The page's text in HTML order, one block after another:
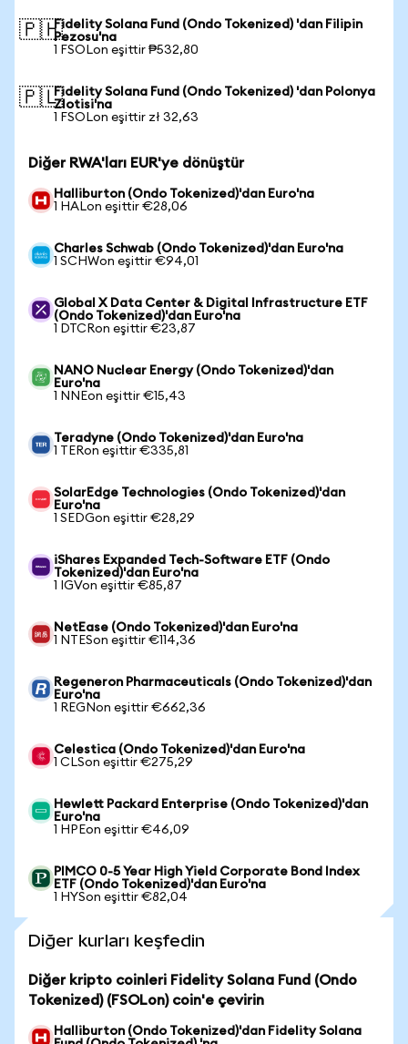
🇵🇭Fidelity Solana Fund (Ondo Tokenized) 'dan Filipin
Pezosu'na
1 FSOLon eşittir ₱532,80
🇵🇱Fidelity Solana Fund (Ondo Tokenized) 'dan Polonya
Zlotisi'na
1 FSOLon eşittir zł 32,63
Diğer RWA'ları EUR'ye dönüştür
Halliburton (Ondo Tokenized)'dan Euro'na
1 HALon eşittir €28,06
Charles Schwab (Ondo Tokenized)'dan Euro'na
1 SCHWon eşittir €94,01
Global X Data Center & Digital Infrastructure ETF
(Ondo Tokenized)'dan Euro'na
1 DTCRon eşittir €23,87
NANO Nuclear Energy (Ondo Tokenized)'dan
Euro'na
1 NNEon eşittir €15,43
Teradyne (Ondo Tokenized)'dan Euro'na
1 TERon eşittir €335,81
SolarEdge Technologies (Ondo Tokenized)'dan
Euro'na
1 SEDGon eşittir €28,29
iShares Expanded Tech-Software ETF (Ondo
Tokenized)'dan Euro'na
1 IGVon eşittir €85,87
NetEase (Ondo Tokenized)'dan Euro'na
1 NTESon eşittir €114,36
Regeneron Pharmaceuticals (Ondo Tokenized)'dan
Euro'na
1 REGNon eşittir €662,36
Celestica (Ondo Tokenized)'dan Euro'na
1 CLSon eşittir €275,29
Hewlett Packard Enterprise (Ondo Tokenized)'dan
Euro'na
1 HPEon eşittir €46,09
PIMCO 0-5 Year High Yield Corporate Bond Index
ETF (Ondo Tokenized)'dan Euro'na
1 HYSon eşittir €82,04
Diğer kurları keşfedin
Diğer kripto coinleri Fidelity Solana Fund (Ondo
Tokenized) (FSOLon) coin'e çevirin
Halliburton (Ondo Tokenized)'dan Fidelity Solana